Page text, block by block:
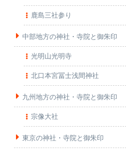
鹿島三社参り
中部地方の神社・寺院と御朱印
光明山光明寺
北口本宮冨士浅間神社
九州地方の神社・寺院と御朱印
宗像大社
東京の神社・寺院と御朱印